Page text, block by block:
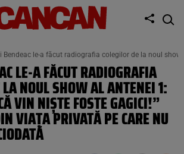
Bendeac le-a făcut radiografia colegilor de la noul
LE-A FĂCUT RADIOGRAFIA
LA NOUL SHOW AL ANTENEI 1:
VIN NIȘTE FOSTE GAGICI!”
VIAȚA PRIVATĂ PE CARE NU